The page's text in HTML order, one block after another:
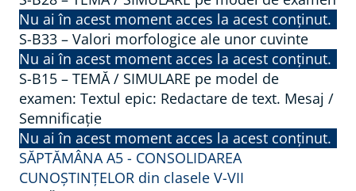
Nu ai în acest moment acces la acest conținut.
S-B33 – Valori morfologice ale unor cuvinte
Nu ai în acest moment acces la acest conținut.
S-B15 – TEMĂ / SIMULARE pe model de
examen: Textul epic: Redactare de text. Mesaj /
Semnificație
Nu ai în acest moment acces la acest conținut.
SĂPTĂMÂNA A5 - CONSOLIDAREA
CUNOȘTINȚELOR din clasele V-VII